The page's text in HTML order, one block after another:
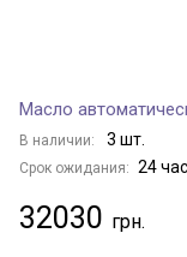
Масло
В наличии: 3 шт.
Срок ожидания: 24
32030